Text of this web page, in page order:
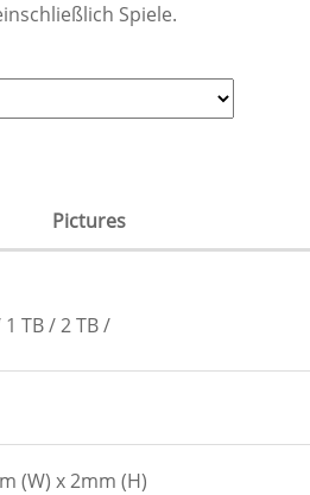
Spiele.
Pictures
1 TB 2 TB
(W) x 2mm (H)